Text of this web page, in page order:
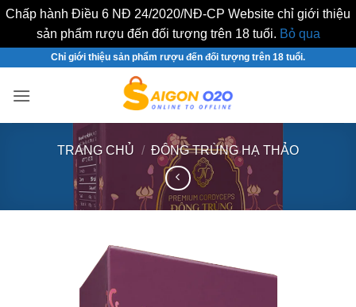
Chấp hành Điều 6 NĐ 24/2020/NĐ-CP Website chỉ giới thiệu
sản phẩm rượu đến đối tượng trên 18 tuổi. Bỏ qua
nội
Chỉ giới thiệu sản phẩm rượu đến đối tượng trên 18 tuổi.
TRANG CHỦ / ĐÔNG TRÙNG HẠ THẢO